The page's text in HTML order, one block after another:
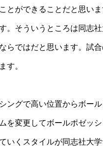
とができることだと思いま
。 そういうところは同志
らではだと思います。 試
す。
ングで高い位置からボー
を変更してボールポゼッ
いくスタイルが同志社大